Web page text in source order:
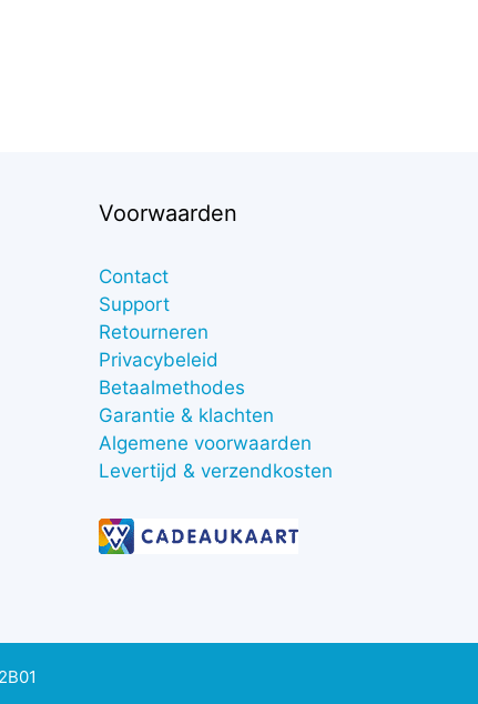
Voorwaarden
Contact
Support
Retourneren
Privacybeleid
Betaalmethodes
Garantie & klachten
Algemene voorwaarden
Levertijd & verzendkosten